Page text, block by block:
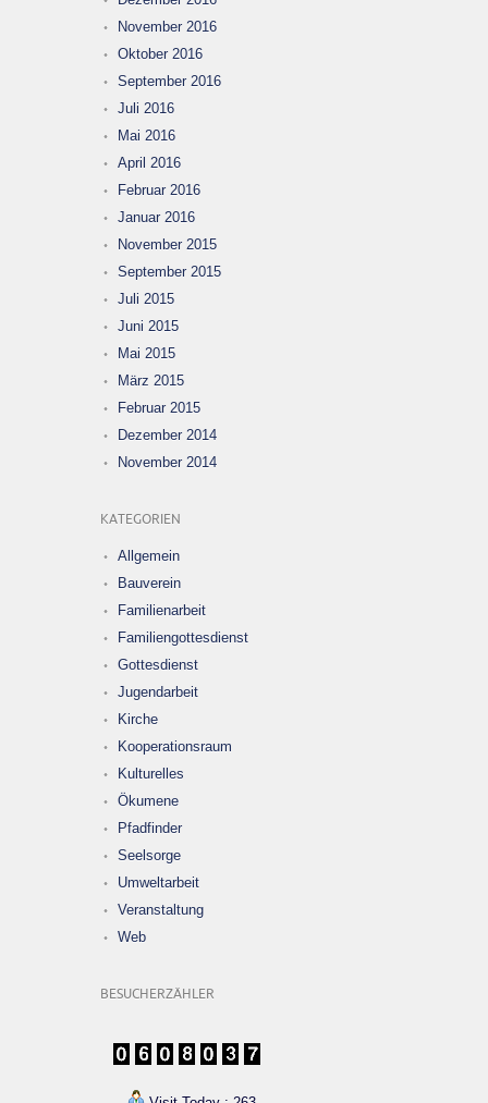
November 2016
Oktober 2016
September 2016
Juli 2016
Mai 2016
April 2016
Februar 2016
Januar 2016
November 2015
September 2015
Juli 2015
Juni 2015
Mai 2015
März 2015
Februar 2015
Dezember 2014
November 2014
KATEGORIEN
Allgemein
Bauverein
Familienarbeit
Familiengottesdienst
Gottesdienst
Jugendarbeit
Kirche
Kooperationsraum
Kulturelles
Ökumene
Pfadfinder
Seelsorge
Umweltarbeit
Veranstaltung
Web
BESUCHERZÄHLER